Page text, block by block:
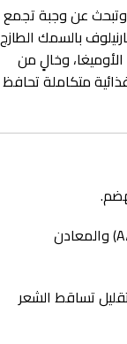
وتبحث عن وجبة تجمع
بالسمك الطازج
الأوميغا، وخالٍ من
متكاملة تحافظ
بفضل الفيتامينات (A، C، E، D) والمعادن
تساقط الشعر